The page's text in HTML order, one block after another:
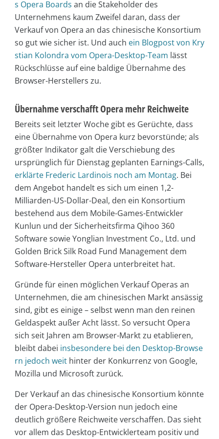
s Opera Boards an die Stakeholder des
Unternehmens kaum Zweifel daran, dass der
Verkauf von Opera an das chinesische Konsortium
so gut wie sicher ist. Und auch ein Blogpost von Kry
stian Kolondra vom Opera-Desktop-Team lässt
Rückschlüsse auf eine baldige Übernahme des
Browser-Herstellers zu.
Übernahme verschafft Opera mehr Reichweite
Bereits seit letzter Woche gibt es Gerüchte, dass
eine Übernahme von Opera kurz bevorstünde; als
größter Indikator galt die Verschiebung des
ursprünglich für Dienstag geplanten Earnings-Calls,
erklärte Frederic Lardinois noch am Montag. Bei
dem Angebot handelt es sich um einen 1,2-
Milliarden-US-Dollar-Deal, den ein Konsortium
bestehend aus dem Mobile-Games-Entwickler
Kunlun und der Sicherheitsfirma Qihoo 360
Software sowie Yonglian Investment Co., Ltd. und
Golden Brick Silk Road Fund Management dem
Software-Hersteller Opera unterbreitet hat.
Gründe für einen möglichen Verkauf Operas an
Unternehmen, die am chinesischen Markt ansässig
sind, gibt es einige – selbst wenn man den reinen
Geldaspekt außer Acht lässt. So versucht Opera
sich seit Jahren am Browser-Markt zu etablieren,
bleibt dabei insbesondere bei den Desktop-Browse
rn jedoch weit hinter der Konkurrenz von Google,
Mozilla und Microsoft zurück.
Der Verkauf an das chinesische Konsortium könnte
der Opera-Desktop-Version nun jedoch eine
deutlich größere Reichweite verschaffen. Das sieht
vor allem das Desktop-Entwicklerteam positiv und